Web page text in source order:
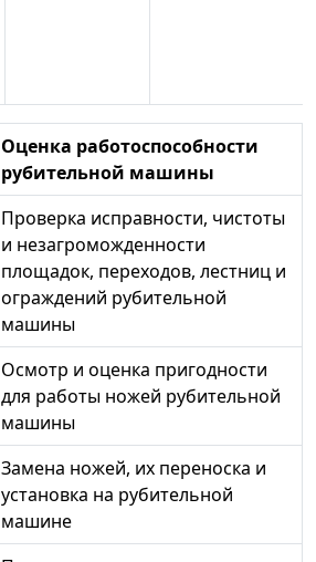
Оценка работоспособности
рубительной машины
Проверка исправности, чистоты
и незагроможденности
площадок, переходов, лестниц и
ограждений рубительной
машины
Осмотр и оценка пригодности
для работы ножей рубительной
машины
Замена ножей, их переноска и
установка на рубительной
машине